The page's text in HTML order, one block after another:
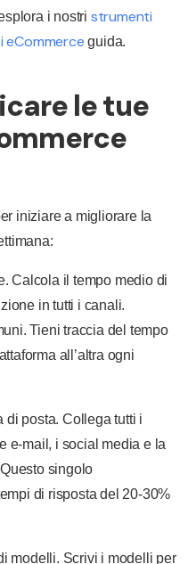
i nostri strumenti
eCommerce guida.
le tue
iniziare a migliorare la
Calcola il tempo medio di
in tutti i canali.
Tieni traccia del tempo
all’altra ogni
di posta. Collega tutti i
e-mail, i social media e la
singolo
di risposta del 20-30%
modelli. Scrivi i modelli per